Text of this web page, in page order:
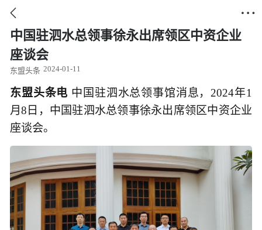
 
中国驻泗水总领事徐永出席领区中资企业
座谈会
东盟头条 2024-01-11
东盟头条电 中国驻泗水总领事馆消息，2024年1
月8日，中国驻泗水总领事徐永出席领区中资企业
座谈会。